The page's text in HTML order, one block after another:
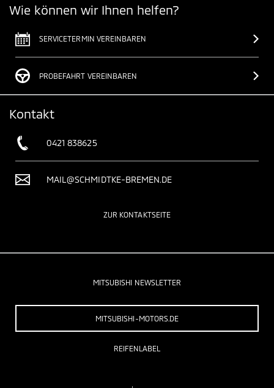
Wie können wir Ihnen helfen?
SERVICETERMIN VEREINBAREN
PROBEFAHRT VEREINBAREN
Kontakt
0421 838625
MAIL@SCHMIDTKE-BREMEN.DE
ZUR KONTAKTSEITE
MITSUBISHI NEWSLETTER
MITSUBISHI-MOTORS.DE
REIFENLABEL